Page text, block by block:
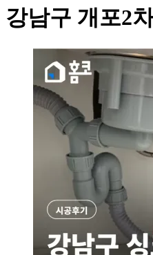
강남구 개포2